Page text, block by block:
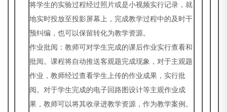
将学生的实验过程经过照片或是小视频实行记录，就
地实时投放至投影屏幕上，完成教学过程中的及时干
预纠编，也可以保留转化为教学资源。
作业批阅：教师可对学生完成的课后作业实行查看和
批阅。课程将自动推送客观题完成现象，对于主观题
作业，教师经过查看学生上传的作业成果，实行批
阅。对于学生完成的电子回路图设计等主观作业成
果，教师可以将其收录进教学资源，作为教学案例。